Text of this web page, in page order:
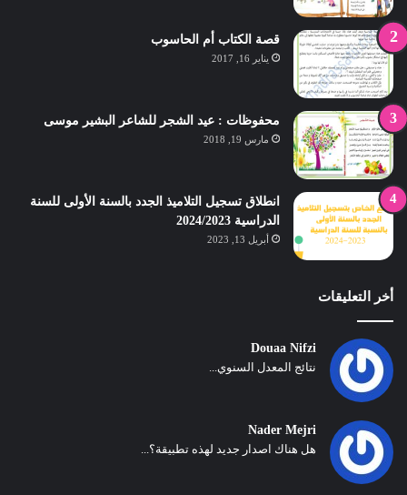
قصة الكتاب أم الحاسوب
يناير 16, 2017
محفوظات : عيد الشجر للشاعر البشير موسى
مارس 19, 2018
انطلاق تسجيل التلاميذ الجدد بالسنة الأولى للسنة
الدراسية 2024/2023
أبريل 13, 2023
أخر التعليقات
Douaa Nifzi
نتائج المعدل السنوي...
Nader Mejri
هل هناك اصدار جديد لهذه تطبيقة؟...